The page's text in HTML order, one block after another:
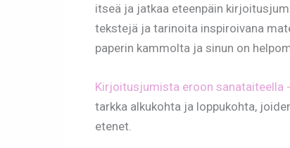
itseä ja jatkaa eteenpäin
tekstejä ja tarinoita inspiroivana
paperin kammolta ja sinun on
Kirjoitusjumista eroon sanataiteella
tarkka alkukohta ja loppukohta,
etenet.